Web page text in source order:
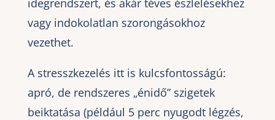
vagy indokolatlan szorongásokhoz
vezethet.
A stresszkezelés itt is kulcsfontosságú:
apró, de rendszeres „énidő” szigetek
beiktatása (például 5 perc nyugodt légzés,